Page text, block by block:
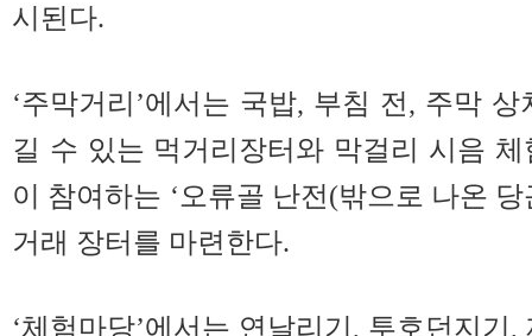
시된다.
‘주막거리’에서는 국밥, 부침 전, 주막
길 수 있는 먹거리장터와 막걸리 시음
이 참여하는 ‘오류골 난전(밖으로 나온
거래 장터를 마련한다.
‘체험마당’에서는 연날리기, 투호던지기